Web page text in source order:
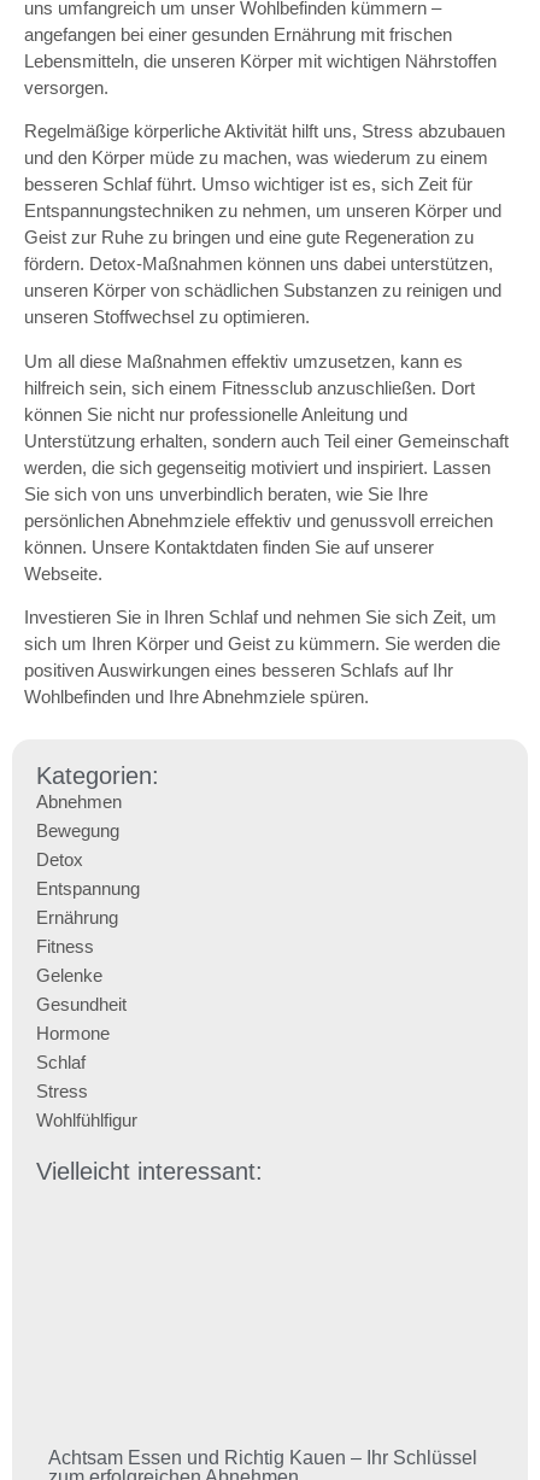
uns umfangreich um unser Wohlbefinden kümmern –
angefangen bei einer gesunden Ernährung mit frischen
Lebensmitteln, die unseren Körper mit wichtigen Nährstoffen
versorgen.
Regelmäßige körperliche Aktivität hilft uns, Stress abzubauen
und den Körper müde zu machen, was wiederum zu einem
besseren Schlaf führt. Umso wichtiger ist es, sich Zeit für
Entspannungstechniken zu nehmen, um unseren Körper und
Geist zur Ruhe zu bringen und eine gute Regeneration zu
fördern. Detox-Maßnahmen können uns dabei unterstützen,
unseren Körper von schädlichen Substanzen zu reinigen und
unseren Stoffwechsel zu optimieren.
Um all diese Maßnahmen effektiv umzusetzen, kann es
hilfreich sein, sich einem Fitnessclub anzuschließen. Dort
können Sie nicht nur professionelle Anleitung und
Unterstützung erhalten, sondern auch Teil einer Gemeinschaft
werden, die sich gegenseitig motiviert und inspiriert. Lassen
Sie sich von uns unverbindlich beraten, wie Sie Ihre
persönlichen Abnehmziele effektiv und genussvoll erreichen
können. Unsere Kontaktdaten finden Sie auf unserer
Webseite.
Investieren Sie in Ihren Schlaf und nehmen Sie sich Zeit, um
sich um Ihren Körper und Geist zu kümmern. Sie werden die
positiven Auswirkungen eines besseren Schlafs auf Ihr
Wohlbefinden und Ihre Abnehmziele spüren.
Kategorien:
Abnehmen
Bewegung
Detox
Entspannung
Ernährung
Fitness
Gelenke
Gesundheit
Hormone
Schlaf
Stress
Wohlfühlfigur
Vielleicht interessant:
Achtsam Essen und Richtig Kauen – Ihr Schlüssel